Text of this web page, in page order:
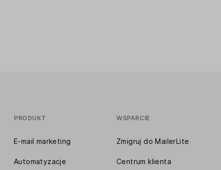
PRODUKT
E-mail marketing
Automatyzacje
WSPARCIE
Zmigruj do MailerLite
Centrum klienta